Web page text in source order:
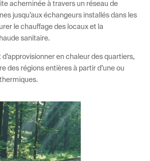
acheminée à travers un réseau de
jusqu’aux échangeurs installés dans les
le chauffage des locaux et la
sanitaire.
en chaleur des quartiers,
des régions entières à partir d’une ou